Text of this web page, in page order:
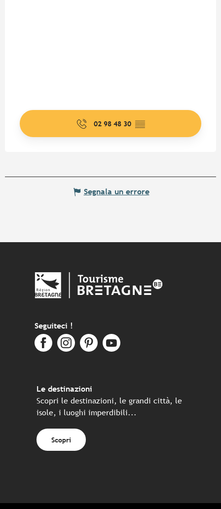
02 98 48 30 ▒▒
Segnala un errore
Seguiteci !
Le destinazioni
Scopri le destinazioni, le grandi città, le
isole, i luoghi imperdibili...
Scopri